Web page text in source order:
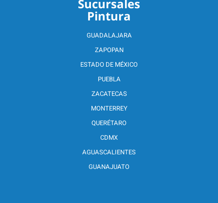
Sucursales
Pintura
GUADALAJARA
ZAPOPAN
ESTADO DE MÉXICO
PUEBLA
ZACATECAS
MONTERREY
QUERÉTARO
CDMX
AGUASCALIENTES
GUANAJUATO